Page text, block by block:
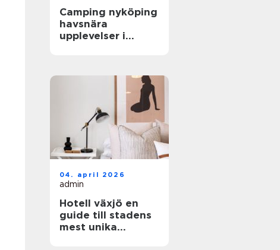
Camping nyköping
havsnära
upplevelser i
04. april 2026
admin
Hotell växjö en
guide till stadens
mest unika